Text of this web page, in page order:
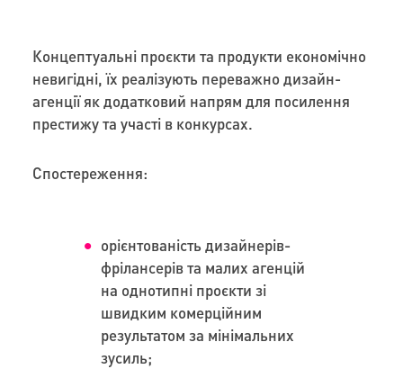
Концептуальні проєкти та продукти економічно
невигідні, їх реалізують переважно дизайн-
агенції як додатковий напрям для посилення
престижу та участі в конкурсах.
Спостереження:
орієнтованість дизайнерів-
фрілансерів та малих агенцій
на однотипні проєкти зі
швидким комерційним
результатом за мінімальних
зусиль;